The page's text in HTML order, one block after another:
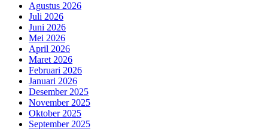
Agustus 2026
Juli 2026
Juni 2026
Mei 2026
April 2026
Maret 2026
Februari 2026
Januari 2026
Desember 2025
November 2025
Oktober 2025
September 2025